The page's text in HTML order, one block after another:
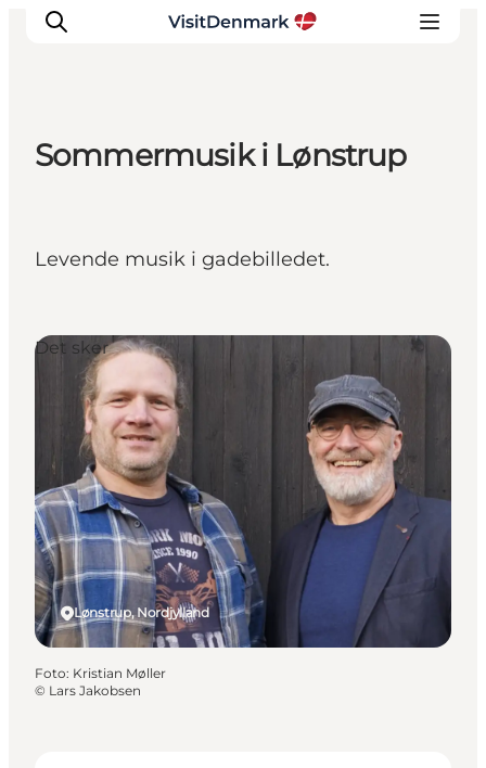
Oplevelser
Sommermusik i Lønstrup
Levende musik i gadebilledet.
Lønstrup, Nordjylland
Det sker
Foto: Kristian Møller
© Lars Jakobsen